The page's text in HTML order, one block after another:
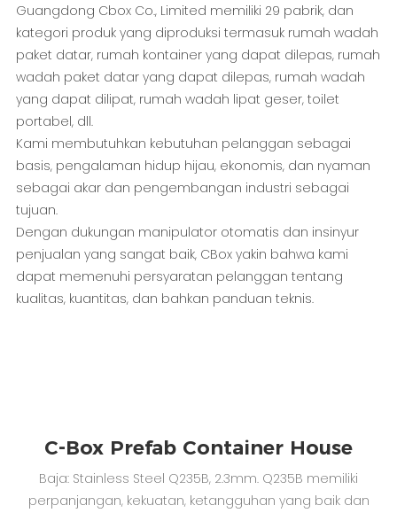
Guangdong Cbox Co., Limited memiliki 29 pabrik, dan
kategori produk yang diproduksi termasuk rumah wadah
paket datar, rumah kontainer yang dapat dilepas, rumah
wadah paket datar yang dapat dilepas, rumah wadah
yang dapat dilipat, rumah wadah lipat geser, toilet
portabel, dll.
Kami membutuhkan kebutuhan pelanggan sebagai
basis, pengalaman hidup hijau, ekonomis, dan nyaman
sebagai akar dan pengembangan industri sebagai
tujuan.
Dengan dukungan manipulator otomatis dan insinyur
penjualan yang sangat baik, CBox yakin bahwa kami
dapat memenuhi persyaratan pelanggan tentang
kualitas, kuantitas, dan bahkan panduan teknis.
C-Box Prefab Container House
Baja: Stainless Steel Q235B, 2.3mm. Q235B memiliki
perpanjangan, kekuatan, ketangguhan yang baik dan